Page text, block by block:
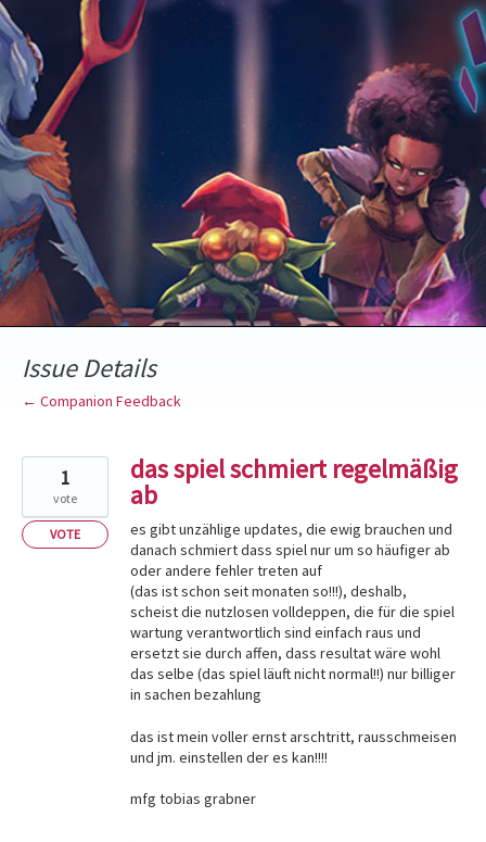
Skip
to
content
Issue Details
← Companion Feedback
das spiel schmiert regelmäßig
ab
es gibt unzählige updates, die ewig brauchen und
danach schmiert dass spiel nur um so häufiger ab
oder andere fehler treten auf
(das ist schon seit monaten so!!!), deshalb,
scheist die nutzlosen volldeppen, die für die spiel
wartung verantwortlich sind einfach raus und
ersetzt sie durch affen, dass resultat wäre wohl
das selbe (das spiel läuft nicht normal!!) nur billiger
in sachen bezahlung
das ist mein voller ernst arschtritt, rausschmeisen
und jm. einstellen der es kan!!!!
mfg tobias grabner
1
vote
VOTE